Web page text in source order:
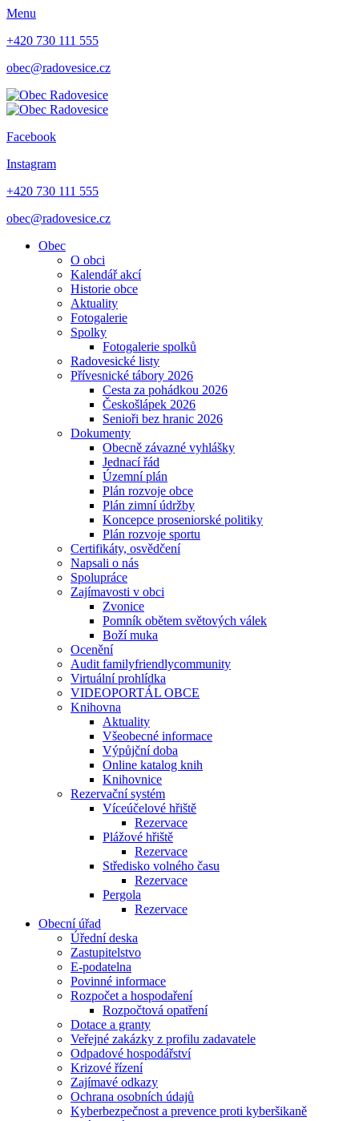
Menu
+420 730 111 555
obec@radovesice.cz
Facebook
Instagram
+420 730 111 555
obec@radovesice.cz
Obec
O obci
Kalendář akcí
Historie obce
Aktuality
Fotogalerie
Spolky
Fotogalerie spolků
Radovesické listy
Přívesnické tábory 2026
Cesta za pohádkou 2026
Českošlápek 2026
Senioři bez hranic 2026
Dokumenty
Obecně závazné vyhlášky
Jednací řád
Územní plán
Plán rozvoje obce
Plán zimní údržby
Koncepce proseniorské politiky
Plán rozvoje sportu
Certifikáty, osvědčení
Napsali o nás
Spolupráce
Zajímavosti v obci
Zvonice
Pomník obětem světových válek
Boží muka
Ocenění
Audit familyfriendlycommunity
Virtuální prohlídka
VIDEOPORTÁL OBCE
Knihovna
Aktuality
Všeobecné informace
Výpůjční doba
Online katalog knih
Knihovnice
Rezervační systém
Víceúčelové hřiště
Rezervace
Plážové hřiště
Rezervace
Středisko volného času
Rezervace
Pergola
Rezervace
Obecní úřad
Úřední deska
Zastupitelstvo
E-podatelna
Povinné informace
Rozpočet a hospodaření
Rozpočtová opatření
Dotace a granty
Veřejné zakázky z profilu zadavatele
Odpadové hospodářství
Krizové řízení
Zajímavé odkazy
Ochrana osobních údajů
Kyberbezpečnost a prevence proti kyberšikaně